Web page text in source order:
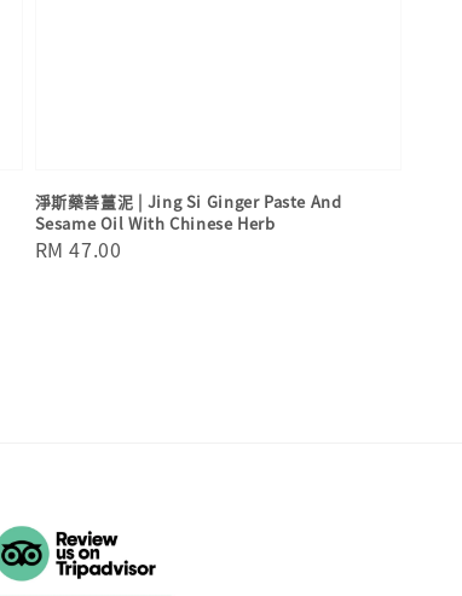
淨斯藥善薑泥 | Jing Si Ginger Paste And
Sesame Oil With Chinese Herb
Regular
RM 47.00